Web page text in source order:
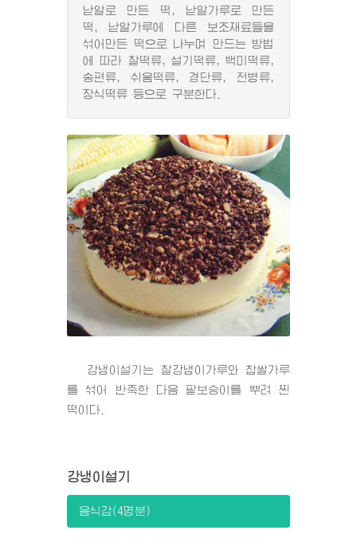
낟알로 만든 떡, 낟알가루로 만든
떡, 낟알가루에 다른 보조재료들을
섞어만든 떡으로 나누며 만드는 방법
에 따라 찰떡류, 설기떡류, 백미떡류,
송편류, 쉬움떡류, 경단류, 전병류,
장식떡류 등으로 구분한다.
강냉이설기는 찰강냉이가루와 찹쌀가루
를 섞어 반죽한 다음 팥보숭이를 뿌려 찐
떡이다.
강냉이설기
음식감(4명분)